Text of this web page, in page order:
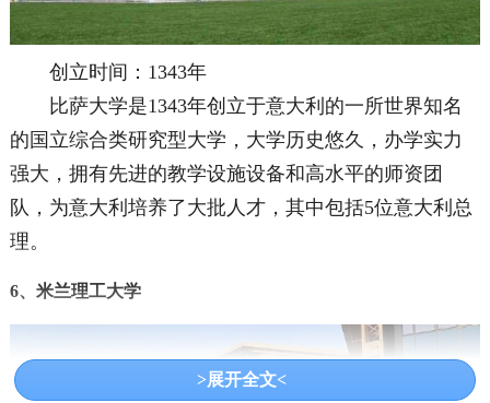
创立时间：1343年
比萨大学是1343年创立于意大利的一所世界知名
的国立综合类研究型大学，大学历史悠久，办学实力
强大，拥有先进的教学设施设备和高水平的师资团
队，为意大利培养了大批人才，其中包括5位意大利总
理。
6、米兰理工大学
>展开全文<